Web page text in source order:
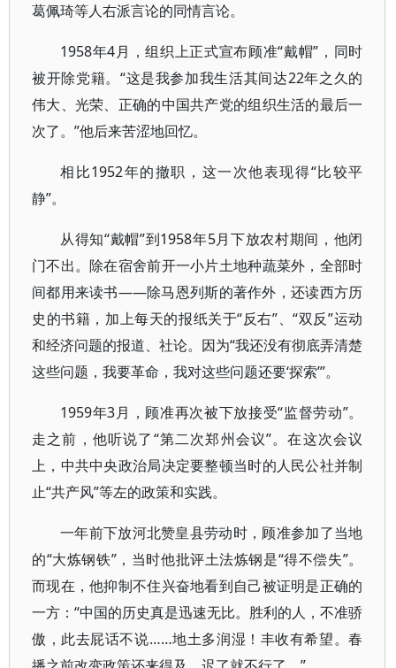
葛佩琦等人右派言论的同情言论。
1958年4月，组织上正式宣布顾准“戴帽”，同时
被开除党籍。“这是我参加我生活其间达22年之久的
伟大、光荣、正确的中国共产党的组织生活的最后一
次了。”他后来苦涩地回忆。
相比1952年的撤职，这一次他表现得“比较平
静”。
从得知“戴帽”到1958年5月下放农村期间，他闭
门不出。除在宿舍前开一小片土地种蔬菜外，全部时
间都用来读书——除马恩列斯的著作外，还读西方历
史的书籍，加上每天的报纸关于“反右”、“双反”运动
和经济问题的报道、社论。因为“我还没有彻底弄清楚
这些问题，我要革命，我对这些问题还要‘探索’”。
1959年3月，顾准再次被下放接受“监督劳动”。
走之前，他听说了“第二次郑州会议”。在这次会议
上，中共中央政治局决定要整顿当时的人民公社并制
止“共产风”等左的政策和实践。
一年前下放河北赞皇县劳动时，顾准参加了当地
的“大炼钢铁”，当时他批评土法炼钢是“得不偿失”。
而现在，他抑制不住兴奋地看到自己被证明是正确的
一方：“中国的历史真是迅速无比。胜利的人，不准骄
傲，此去屁话不说……地土多润湿！丰收有希望。春